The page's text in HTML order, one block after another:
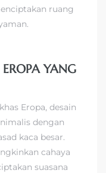
ruang
YANG
Eropa, desain
dengan
kaca besar.
cahaya
suasana